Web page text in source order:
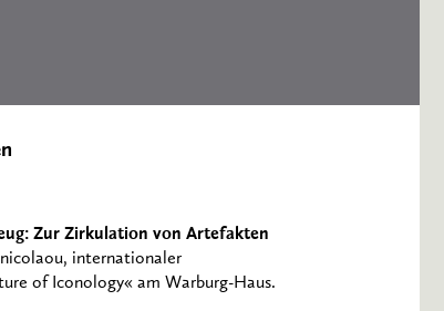
Zur Zirkulation von Artefakten
internationaler
of Iconology« am Warburg-Haus.